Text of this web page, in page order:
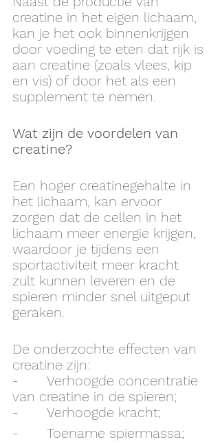
creatine in het eigen lichaam,
kan je het ook binnenkrijgen
door voeding te eten dat rijk is
aan creatine (zoals vlees, kip
en vis) of door het als een
supplement te nemen.
Wat zijn de voordelen van
creatine?
Een hoger creatinegehalte in
het lichaam, kan ervoor
zorgen dat de cellen in het
lichaam meer energie krijgen,
waardoor je tijdens een
sportactiviteit meer kracht
zult kunnen leveren en de
spieren minder snel uitgeput
geraken.
De onderzochte effecten van
creatine zijn:
-       Verhoogde concentratie
van creatine in de spieren;
-       Verhoogde kracht;
-       Toename spiermassa;